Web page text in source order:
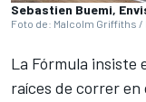
Sebastien Buemi,
Foto de: Malcolm Griffiths /
La Fórmula insiste
raíces de correr